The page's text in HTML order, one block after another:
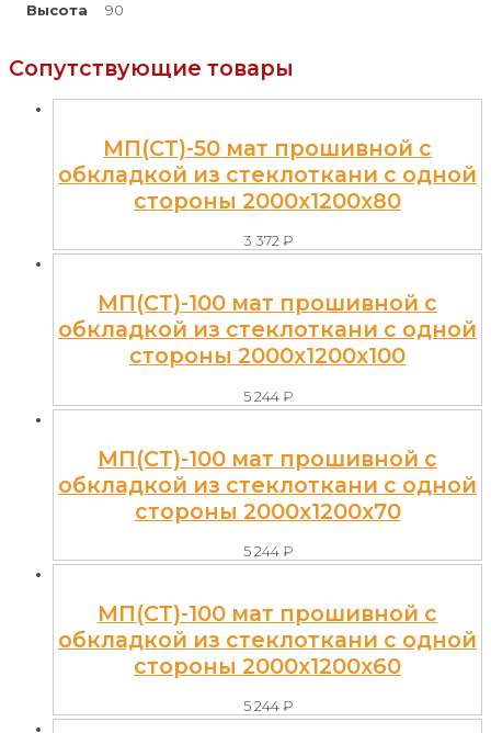
Высота 90
Сопутствующие товары
МП(СТ)-50 мат прошивной с
обкладкой из стеклоткани с одной
стороны 2000x1200x80
3 372 ₽
МП(СТ)-100 мат прошивной с
обкладкой из стеклоткани с одной
стороны 2000x1200x100
5 244₽
МП(СТ)-100 мат прошивной с
обкладкой из стеклоткани с одной
стороны 2000x1200x70
5 244₽
МП(СТ)-100 мат прошивной с
обкладкой из стеклоткани с одной
стороны 2000x1200x60
5 244₽